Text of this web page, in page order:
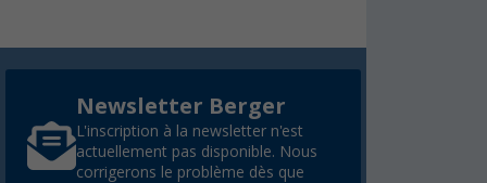
Newsletter Berger
L'inscription à la newsletter n'est
actuellement pas disponible. Nous
corrigerons le problème dès que